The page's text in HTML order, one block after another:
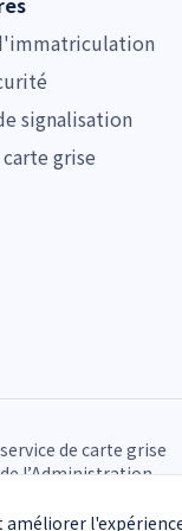
signalisation
grise
de carte grise
l’Administration
Partenaires